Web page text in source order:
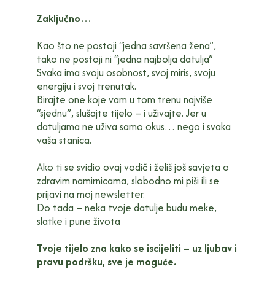
Zaključno…
Kao što ne postoji “jedna savršena žena”,
tako ne postoji ni “jedna najbolja datulja”
Svaka ima svoju osobnost, svoj miris, svoju
energiju i svoj trenutak.
Birajte one koje vam u tom trenu najviše
“sjednu”, slušajte tijelo – i uživajte. Jer u
datuljama ne uživa samo okus… nego i svaka
vaša stanica.
Ako ti se svidio ovaj vodič i želiš još savjeta o
zdravim namirnicama, slobodno mi piši ili se
prijavi na moj newsletter.
Do tada – neka tvoje datulje budu meke,
slatke i pune života
Tvoje tijelo zna kako se iscijeliti – uz ljubav i
pravu podršku, sve je moguće.